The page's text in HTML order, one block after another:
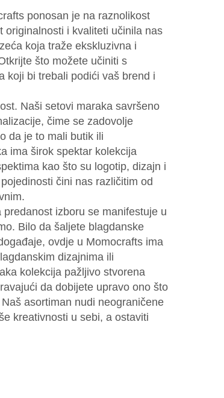
ponosan je na raznolikost
originalnosti i kvaliteti učinila nas
koja traže ekskluzivna i
što možete učiniti s
koji bi trebali podići vaš brend i
Naši setovi maraka savršeno
čime se zadovolje
da je to mali butik ili
ima širok spektar kolekcija
kao što su logotip, dizajn i
čini nas različitim od
izboru se manifestuje u
Bilo da šaljete blagdanske
ovdje u Momocrafts ima
dizajnima ili
kolekcija pažljivo stvorena
da dobijete upravo ono što
asortiman nudi neograničene
kreativnosti u sebi, a ostaviti